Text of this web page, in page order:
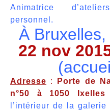
Animatrice
personnel.
À Bruxelles,
22 nov
Adresse :
Porte de
n°50 à 1050 Ixelles
l’intérieur de la